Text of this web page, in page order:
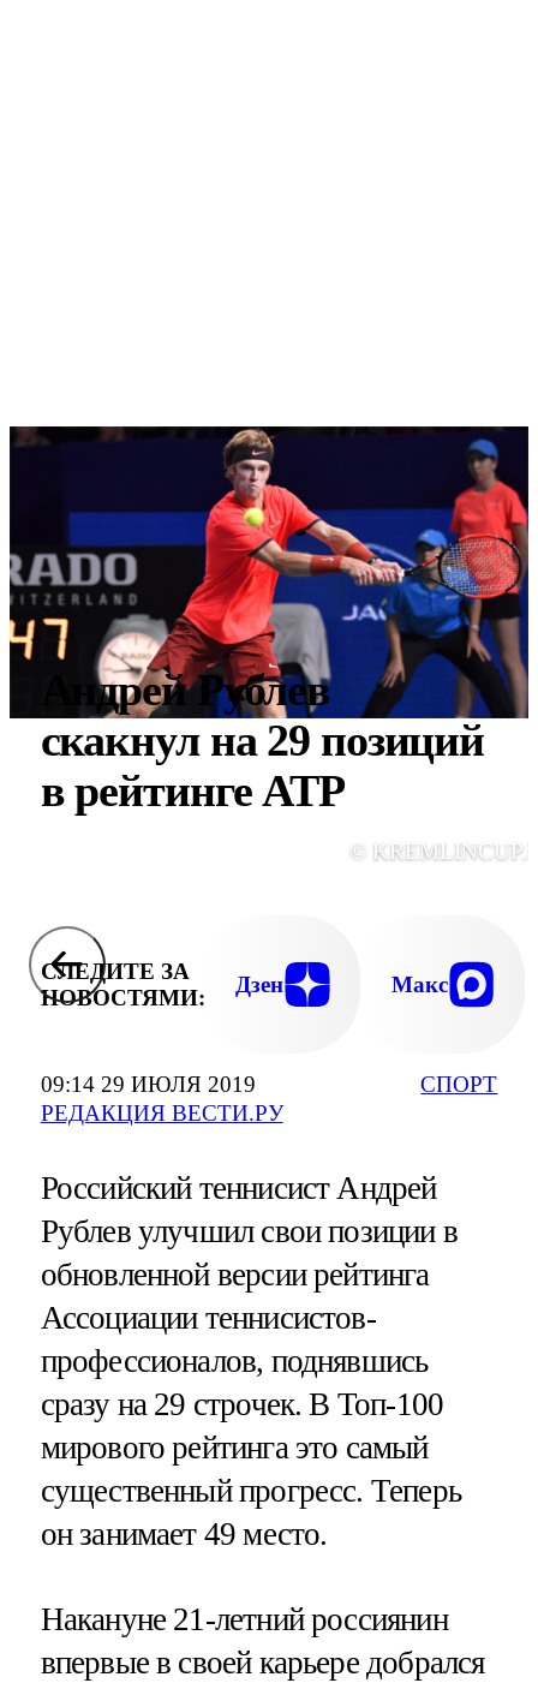
09:14 29 ИЮЛЯ 2019
РЕДАКЦИЯ ВЕСТИ.РУ
СПОРТ
Андрей Рублев
скакнул на 29 позиций
в рейтинге ATP
©
СЛЕДИТЕ ЗА
НОВОСТЯМИ:
Дзен Макс
Российский теннисист Андрей
Рублев улучшил свои позиции в
обновленной версии рейтинга
Ассоциации теннисистов-
профессионалов, поднявшись
сразу на 29 строчек. В Топ-100
мирового рейтинга это самый
существенный прогресс. Теперь
он занимает 49 место.
Накануне 21-летний россиянин
впервые в своей карьере добрался